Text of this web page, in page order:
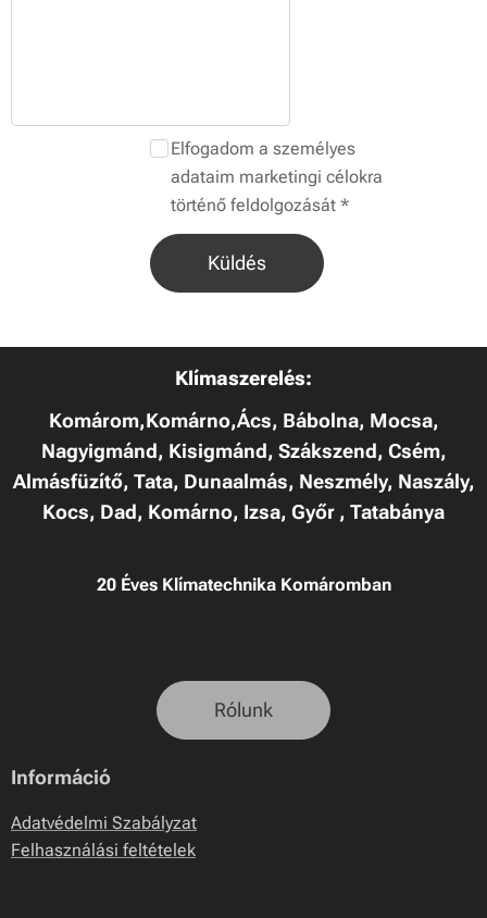
Elfogadom a személyes
adataim marketingi célokra
történő feldolgozását
Küldés
Klímaszerelés:
Komárom,Komárno,Ács, Bábolna, Mocsa,
Nagyigmánd, Kisigmánd, Szákszend, Csém,
Almásfüzítő, Tata, Dunaalmás, Neszmély, Naszály,
Kocs, Dad, Komárno, Izsa, Győr , Tatabánya
20 Éves Klímatechnika Komáromban
Rólunk
Információ
Adatvédelmi Szabályzat
Felhasználási feltételek